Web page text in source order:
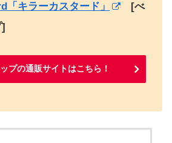
キラーカスタード」
[べ
プの通販サイトはこちら！